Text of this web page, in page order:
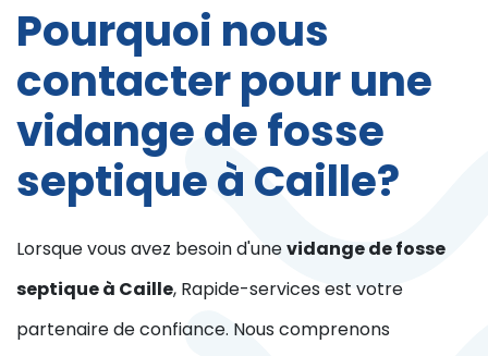
Pourquoi nous
contacter pour une
vidange de fosse
septique à Caille?
Lorsque vous avez besoin d'unevidange de fosse
septique à Caille, Rapide-services est votre
partenaire de confiance. Nous comprenons